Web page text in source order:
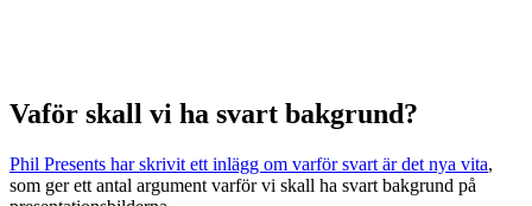
Vaför skall vi ha svart bakgrund?
Phil Presents har skrivit ett inlägg om varför svart är det nya vita,
som ger ett antal argument varför vi skall ha svart bakgrund på